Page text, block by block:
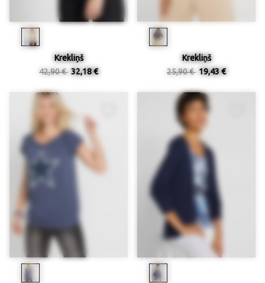
Krekliņš
42,90 € 32,18 €
Krekliņš
25,90 € 19,43 €